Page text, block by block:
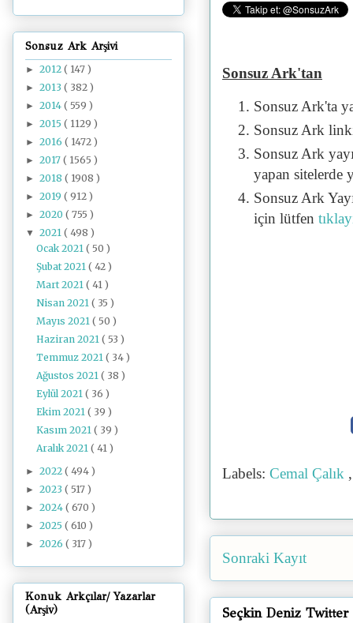
Sonsuz Ark'tan
Sonsuz Ark'ta
Sonsuz Ark
Sonsuz Ark
yapan sitelerde
Sonsuz Ark
için lütfen
Labels: Cemal Çalık
Sonraki Kayıt
Seçkin Deniz Twitter
Sonsuz Ark Arşivi
► 2012 ( 147 )
► 2013 ( 382 )
► 2014 ( 559 )
► 2015 ( 1129 )
► 2016 ( 1472 )
► 2017 ( 1565 )
► 2018 ( 1908 )
► 2019 ( 912 )
► 2020 ( 755 )
▼ 2021 ( 498 )
Ocak 2021( 50 )
Şubat 2021( 42 )
Mart 2021( 41 )
Nisan 2021( 35 )
Mayıs 2021( 50 )
Haziran 2021( 53 )
Temmuz 2021( 34 )
Ağustos 2021( 38 )
Eylül 2021( 36 )
Ekim 2021( 39 )
Kasım 2021( 39 )
Aralık 2021( 41 )
► 2022 ( 494 )
► 2023 ( 517 )
► 2024 ( 670 )
► 2025 ( 610 )
► 2026 ( 317 )
Konuk Arkçılar/ Yazarlar
(Arşiv)